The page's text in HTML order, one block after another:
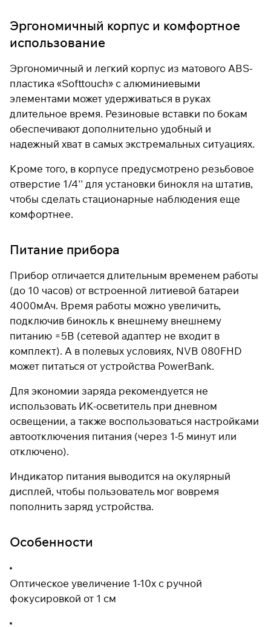
Эргономичный корпус и комфортное
использование
Эргономичный и легкий корпус из матового ABS-
пластика «Softtouch» с алюминиевыми
элементами может удерживаться в руках
длительное время. Резиновые вставки по бокам
обеспечивают дополнительно удобный и
надежный хват в самых экстремальных ситуациях.
Кроме того, в корпусе предусмотрено резьбовое
отверстие 1/4'' для установки бинокля на штатив,
чтобы сделать стационарные наблюдения еще
комфортнее.
Питание прибора
Прибор отличается длительным временем работы
(до 10 часов) от встроенной литиевой батареи
4000мАч. Время работы можно увеличить,
подключив бинокль к внешнему внешнему
питанию =5В (сетевой адаптер не входит в
комплект). А в полевых условиях, NVB 080FHD
может питаться от устройства PowerBank.
Для экономии заряда рекомендуется не
использовать ИК-осветитель при дневном
освещении, а также воспользоваться настройками
автоотключения питания (через 1-5 минут или
отключено).
Индикатор питания выводится на окулярный
дисплей, чтобы пользователь мог вовремя
пополнить заряд устройства.
Особенности
Оптическое увеличение 1-10х с ручной
фокусировкой от 1 см